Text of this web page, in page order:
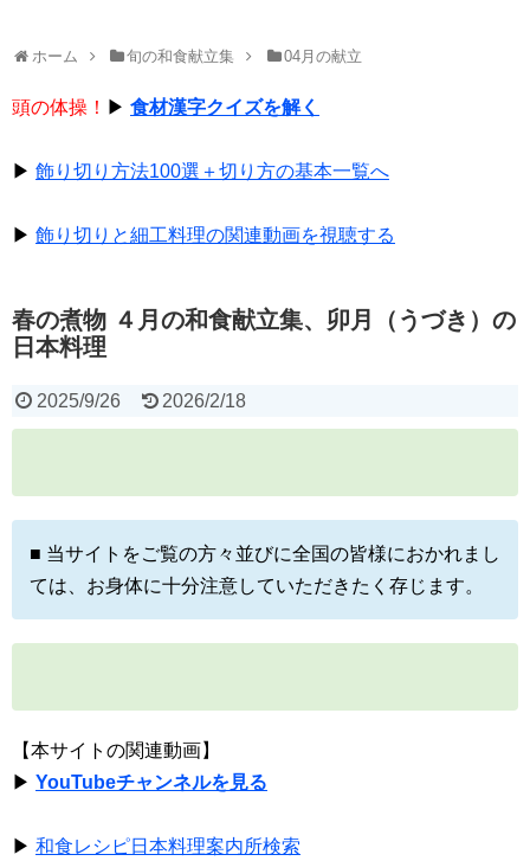
ホーム 旬の和食献立集 04月の献立
頭の体操！ ▶ 食材漢字クイズを解く
▶ 飾り切り方法100選＋切り方の基本一覧へ
▶ 飾り切りと細工料理の関連動画を視聴する
春の煮物 ４月の和食献立集、卯月（うづき）の
日本料理
2025/9/26 2026/2/18
■ 当サイトをご覧の方々並びに全国の皆様におかれまし
ては、お身体に十分注意していただきたく存じます。
【本サイトの関連動画】
▶ YouTubeチャンネルを見る
▶ 和食レシピ日本料理案内所検索